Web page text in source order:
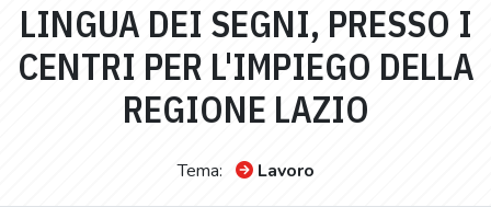
LINGUA DEI SEGNI, PRESSO I
CENTRI PER L'IMPIEGO DELLA
REGIONE LAZIO
Tema: Lavoro